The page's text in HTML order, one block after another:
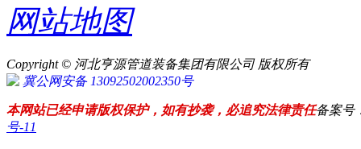
网站地图
Copyright © 河北亨源管道装备集团有限公司 版权所有
冀公网安备 13092502002350号
本网站已经申请版权保护，如有抄袭，必追究法律责任备案号
号-11